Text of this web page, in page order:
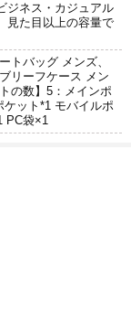
ジネス・カジュアル
見た目以上の容量で
トバッグ メンズ、
リーフケース メン
の数】5：メインポ
ット*1 モバイルポ
PC袋×1